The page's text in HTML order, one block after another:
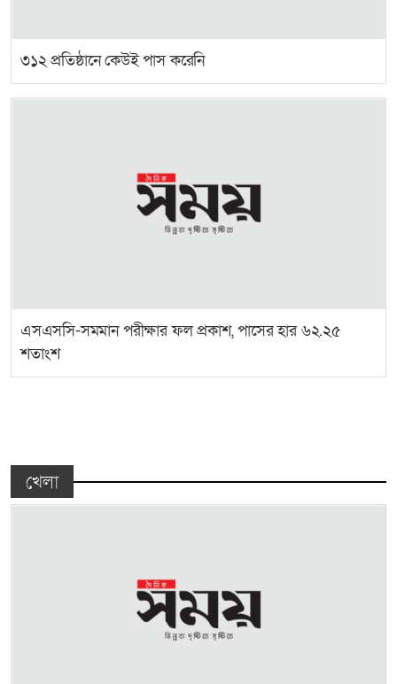
৩১২ প্রতিষ্ঠানে কেউই পাস করেনি
এসএসসি-সমমান পরীক্ষার ফল প্রকাশ, পাসের হার ৬২.২৫
শতাংশ
খেলা